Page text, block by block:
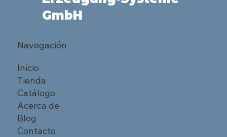
GmbH
Navegación
Inicio
Tienda
Catálogo
Acerca de
Blog
Contacto